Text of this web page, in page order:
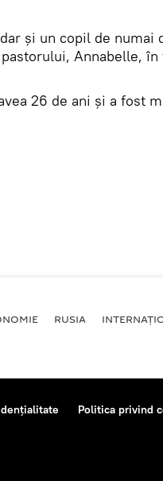
și un copil de numai
Annabelle, în
26 de ani și a fost
RUSIA
Politica privind